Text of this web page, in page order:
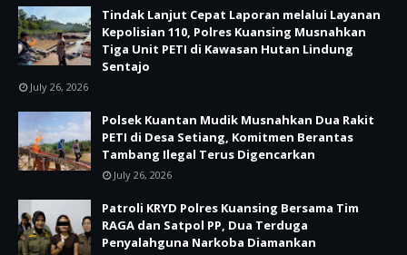
Tindak Lanjut Cepat Laporan melalui Layanan
Kepolisian 110, Polres Kuansing Musnahkan
Tiga Unit PETI di Kawasan Hutan Lindung
Sentajo
July 26, 2026
Polsek Kuantan Mudik Musnahkan Dua Rakit
PETI di Desa Setiang, Komitmen Berantas
Tambang Ilegal Terus Digencarkan
July 26, 2026
Patroli KRYD Polres Kuansing Bersama Tim
RAGA dan Satpol PP, Dua Terduga
Penyalahguna Narkoba Diamankan